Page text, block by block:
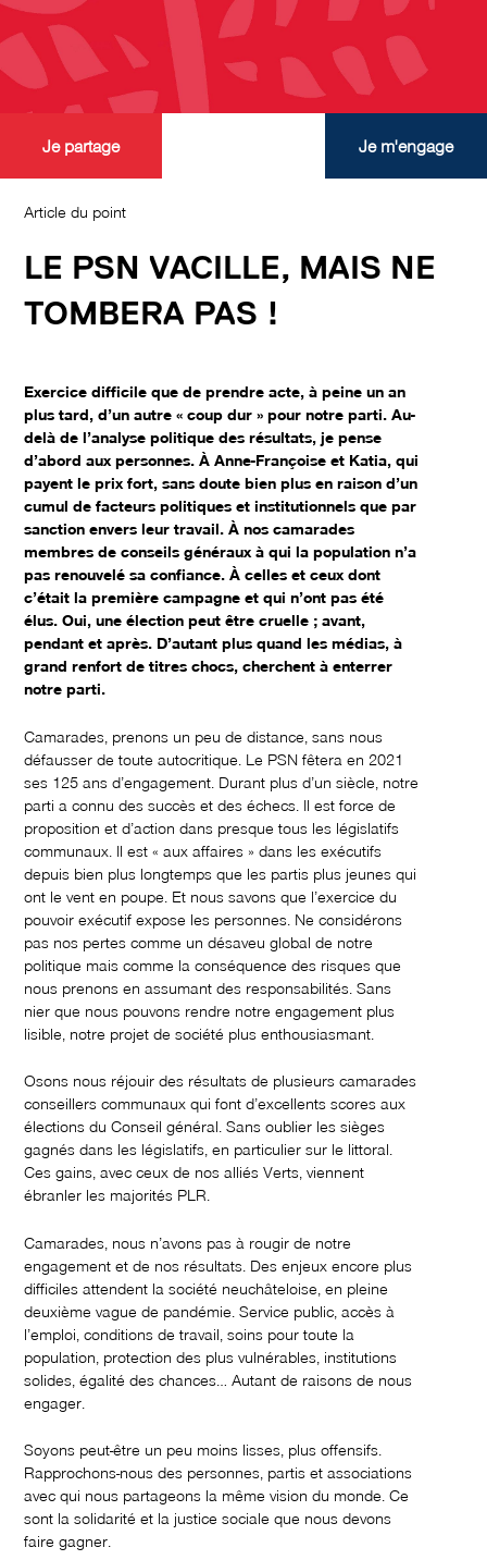
Article du point
LE PSN VACILLE, MAIS NE
TOMBERA PAS !
Exercice difficile que de prendre acte, à peine un an
plus tard, d’un autre « coup dur » pour notre parti. Au-
delà de l’analyse politique des résultats, je pense
d’abord aux personnes. À Anne-Françoise et Katia, qui
payent le prix fort, sans doute bien plus en raison d’un
cumul de facteurs politiques et institutionnels que par
sanction envers leur travail. À nos camarades
membres de conseils généraux à qui la population n’a
pas renouvelé sa confiance. À celles et ceux dont
c’était la première campagne et qui n’ont pas été
élus. Oui, une élection peut être cruelle ; avant,
pendant et après. D’autant plus quand les médias, à
grand renfort de titres chocs, cherchent à enterrer
notre parti.
Camarades, prenons un peu de distance, sans nous
défausser de toute autocritique. Le PSN fêtera en 2021
ses 125 ans d’engagement. Durant plus d’un siècle, notre
parti a connu des succès et des échecs. Il est force de
proposition et d’action dans presque tous les législatifs
communaux. Il est « aux affaires » dans les exécutifs
depuis bien plus longtemps que les partis plus jeunes qui
ont le vent en poupe. Et nous savons que l’exercice du
pouvoir exécutif expose les personnes. Ne considérons
pas nos pertes comme un désaveu global de notre
politique mais comme la conséquence des risques que
nous prenons en assumant des responsabilités. Sans
nier que nous pouvons rendre notre engagement plus
lisible, notre projet de société plus enthousiasmant.
Osons nous réjouir des résultats de plusieurs camarades
conseillers communaux qui font d’excellents scores aux
élections du Conseil général. Sans oublier les sièges
gagnés dans les législatifs, en particulier sur le littoral.
Ces gains, avec ceux de nos alliés Verts, viennent
ébranler les majorités PLR.
Camarades, nous n’avons pas à rougir de notre
engagement et de nos résultats. Des enjeux encore plus
difficiles attendent la société neuchâteloise, en pleine
deuxième vague de pandémie. Service public, accès à
l’emploi, conditions de travail, soins pour toute la
population, protection des plus vulnérables, institutions
solides, égalité des chances… Autant de raisons de nous
engager.
Soyons peut-être un peu moins lisses, plus offensifs.
Rapprochons-nous des personnes, partis et associations
avec qui nous partageons la même vision du monde. Ce
sont la solidarité et la justice sociale que nous devons
faire gagner.
Je partage Je m'engage